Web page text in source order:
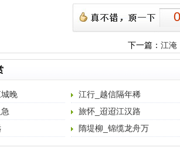
下一篇：江淹
晚
江行_越信隔年稀
旅怀_迢迢江汉路
隋堤柳_锦缆龙舟万